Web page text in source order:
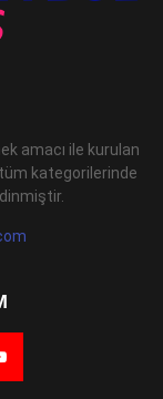
amacı ile kurulan
kategorilerinde